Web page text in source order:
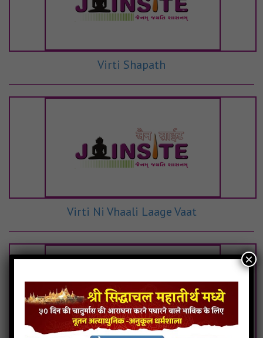
Virti Shapath
Virti Ni Vhaali Laage Vaat
×